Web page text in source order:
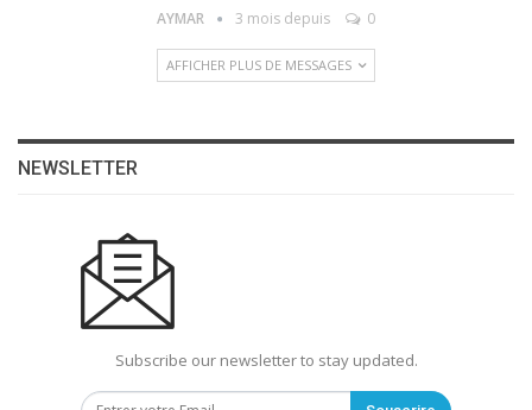
AYMAR 3 mois depuis 0
AFFICHER PLUS DE MESSAGES
NEWSLETTER
Subscribe our newsletter to stay updated.